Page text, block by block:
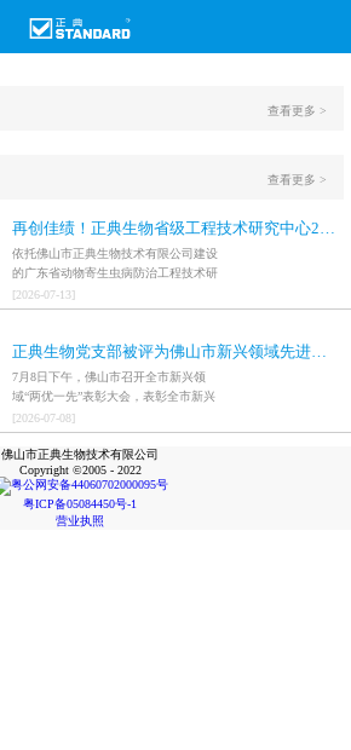
查看更多 >
再创佳绩！正典生物省级工程技术研究中心2025年度动态评估获评优秀
依托佛山市正典生物技术有限公司建设
的广东省动物寄生虫病防治工程技术研
究中心，在全省参评科研平台中综合表
现突出，成功获评最高评价等级“优
[2026-07-13]
正典生物党支部被评为佛山市新兴领域先进基层党组织
7月8日下午，佛山市召开全市新兴领
域“两优一先”表彰大会，表彰全市新兴
领域优秀共产党员、优秀党务工作者和
先进基层党组织，中共佛山市正典生物
技术有限公司支部委员会被评为佛山市
新兴领域先进基层党组织。
[2026-07-08]
查看更多 >
佛山市正典生物技术有限公司
Copyright ©2005 - 2022
粤公网安备44060702000095号
粤ICP备05084450号-1
营业执照